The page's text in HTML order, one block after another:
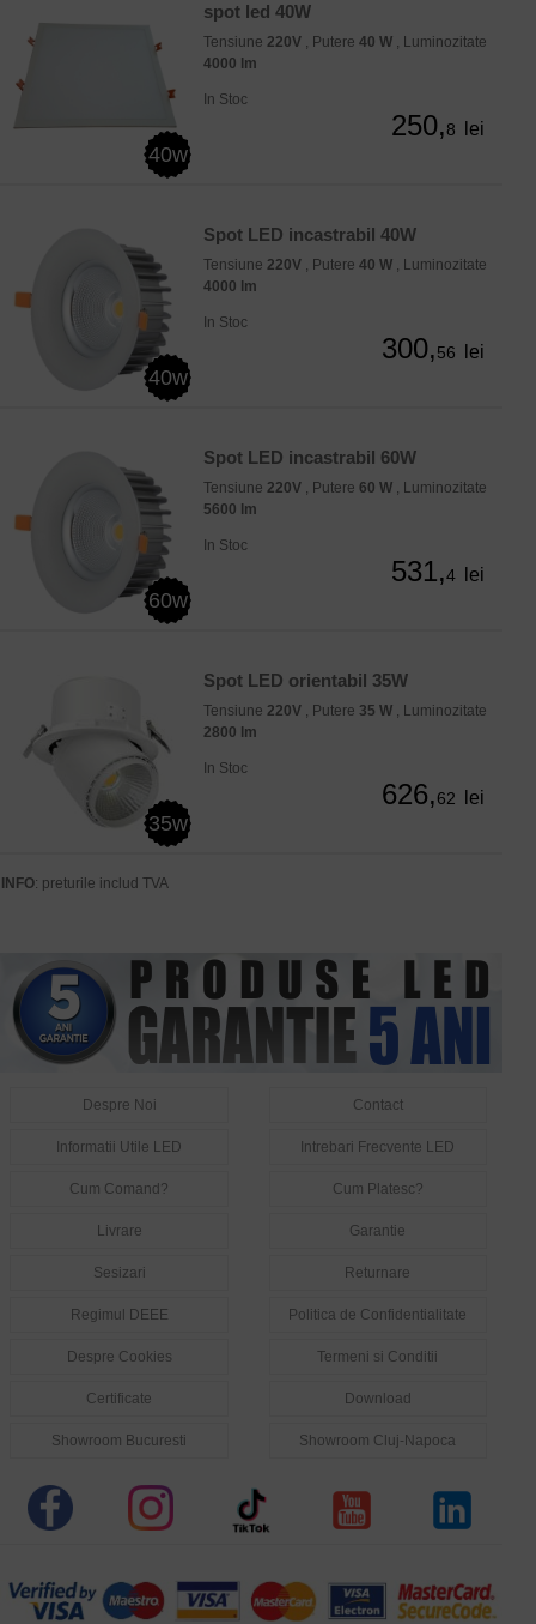
40w
spot led 40W
Tensiune 220V , Putere 40 W , Luminozitate
4000 lm
In Stoc
250,8 lei
40w
Spot LED incastrabil 40W
Tensiune 220V , Putere 40 W , Luminozitate
4000 lm
In Stoc
300,56 lei
60w
Spot LED incastrabil 60W
Tensiune 220V , Putere 60 W , Luminozitate
5600 lm
In Stoc
531,4 lei
35w
Spot LED orientabil 35W
Tensiune 220V , Putere 35 W , Luminozitate
2800 lm
In Stoc
626,62 lei
INFO: preturile includ TVA
Despre Noi Contact
Informatii Utile LED Intrebari Frecvente LED
Cum Comand? Cum Platesc?
Livrare Garantie
Sesizari Returnare
Regimul DEEE Politica de Confidentialitate
Despre Cookies Termeni si Conditii
Certificate Download
Showroom Bucuresti Showroom Cluj-Napoca